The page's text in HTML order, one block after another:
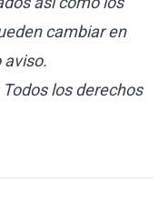
cambiar en
aviso.
los derechos